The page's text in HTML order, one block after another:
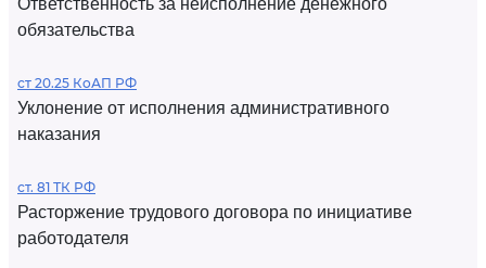
Ответственность за неисполнение денежного
обязательства
ст 20.25 КоАП РФ
Уклонение от исполнения административного
наказания
ст. 81 ТК РФ
Расторжение трудового договора по инициативе
работодателя